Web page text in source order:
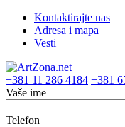
Kontaktirajte nas
Adresa i mapa
Vesti
+381 11 286 4184 +381
Vaše ime
Telefon